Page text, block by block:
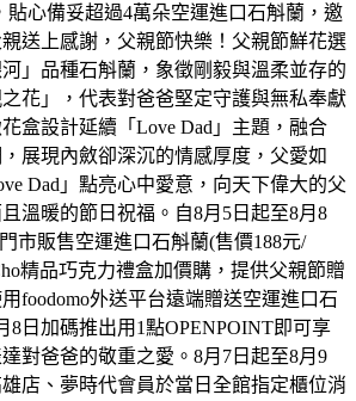
貼心備妥超過4萬朵空運進口石斛蘭，邀
送上感謝，父親節快樂！父親節鮮花選
」品種石斛蘭，象徵剛毅與溫柔並存的
花」，代表對爸爸堅定守護與無私奉獻
盒設計延續「Love Dad」主題，融合
展現內斂卻深沉的情感厚度，父愛如
Dad」點亮心中愛意，向天下偉大的父
溫暖的節日祝福。自8月5日起至8月8
市販售空運進口石斛蘭(售價188元/
精品巧克力禮盒加價購，提供父親節贈
foodomo外送平台遠端贈送空運進口石
8日加碼推出用1點OPENPOINT即可享
對爸爸的敬重之愛。8月7日起至8月9
店、夢時代會員於當日全館指定櫃位消